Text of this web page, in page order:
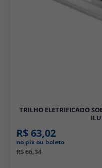
TRILHO ELETRIFICADO
R$ 63,02
no pix ou boleto
R$ 66,34